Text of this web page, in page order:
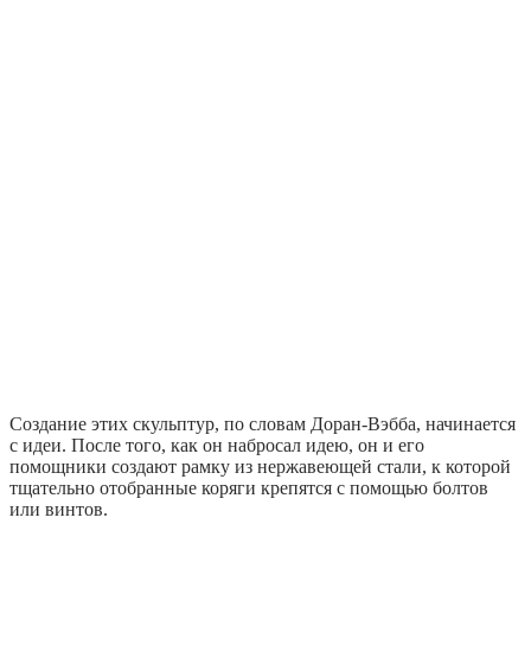
Создание этих скульптур, по словам Доран-Вэбба, начинается
с идеи. После того, как он набросал идею, он и его
помощники создают рамку из нержавеющей стали, к которой
тщательно отобранные коряги крепятся с помощью болтов
или винтов.